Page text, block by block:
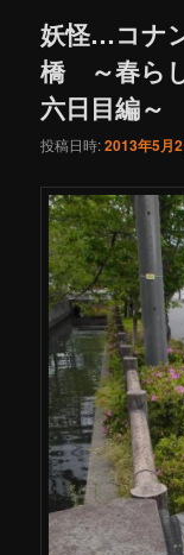
妖怪…コナ
橋 ～春ら
六日目編～
投稿日時:2013年5月